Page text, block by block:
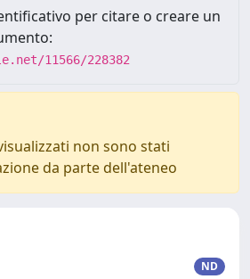
per citare o creare un
11566/228382
non sono stati
da parte dell'ateneo
ND